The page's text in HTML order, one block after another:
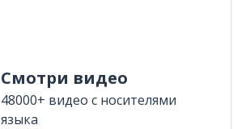
Смотри видео
48000+ видео с носителями
языка